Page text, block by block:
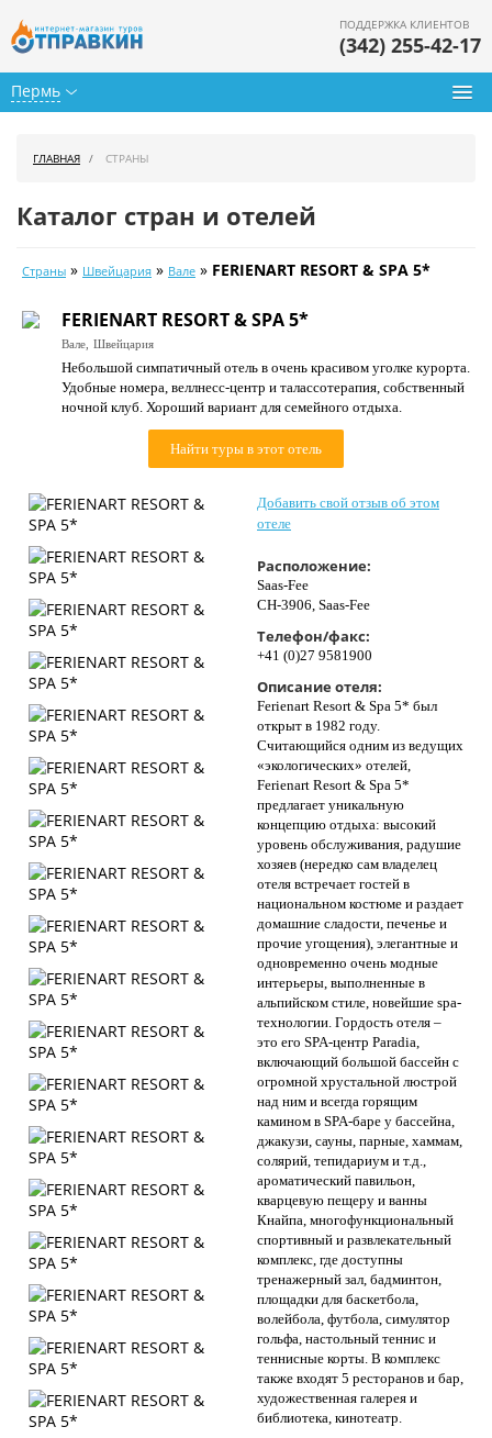
Пермь
ПОДДЕРЖКА КЛИЕНТОВ
(342) 255-42-17
Календарь туров
Цены дня
Страны
Как купить
Контакты
ГЛАВНАЯ СТРАНЫ
Каталог стран и отелей
Страны » Швейцария » Вале » FERIENART RESORT & SPA 5*
FERIENART RESORT & SPA 5*
Вале, Швейцария
Небольшой симпатичный отель в очень красивом уголке курорта.
Удобные номера, веллнесс-центр и талассотерапия, собственный
ночной клуб. Хороший вариант для семейного отдыха.
Найти туры в этот отель
Добавить свой отзыв об этом
отеле
Расположение:
Saas-Fee
CH-3906, Saas-Fee
Телефон/факс:
+41 (0)27 9581900
Описание отеля:
Ferienart Resort & Spa 5* был
открыт в 1982 году.
Считающийся одним из ведущих
«экологических» отелей,
Ferienart Resort & Spa 5*
предлагает уникальную
концепцию отдыха: высокий
уровень обслуживания, радушие
хозяев (нередко сам владелец
отеля встречает гостей в
национальном костюме и раздает
домашние сладости, печенье и
прочие угощения), элегантные и
одновременно очень модные
интерьеры, выполненные в
альпийском стиле, новейшие spa-
технологии. Гордость отеля –
это его SPA-центр Paradia,
включающий большой бассейн с
огромной хрустальной люстрой
над ним и всегда горящим
камином в SPA-баре у бассейна,
джакузи, сауны, парные, хаммам,
солярий, тепидариум и т.д.,
ароматический павильон,
кварцевую пещеру и ванны
Кнайпа, многофункциональный
спортивный и развлекательный
комплекс, где доступны
тренажерный зал, бадминтон,
площадки для баскетбола,
волейбола, футбола, симулятор
гольфа, настольный теннис и
теннисные корты. В комплекс
также входят 5 ресторанов и бар,
художественная галерея и
библиотека, кинотеатр.